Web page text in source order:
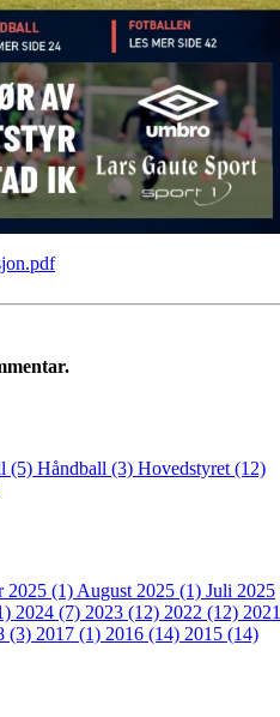
(5) Håndball (3) Hovedstyret (12)
2025 (1)August 2025 (1) Juli 2025
2024 (7) 2023 (12) 2022 (12) 2021
(3) 2017 (1) 2016 (14) 2015 (14)